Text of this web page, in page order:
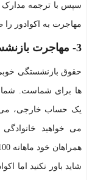
سپس با ترجمه مدارک
مهاجرت به اکوادور را
3- مهاجرت بازنشسته ها
حقوق بازنشستگی
ها برای شماست. شما با حقوق ماهانه
یک حساب خارجی، می
می خواهید
همراهان خود ماهانه 100 دلار (5,261,000 تومان)
شاید باور نکنید اما